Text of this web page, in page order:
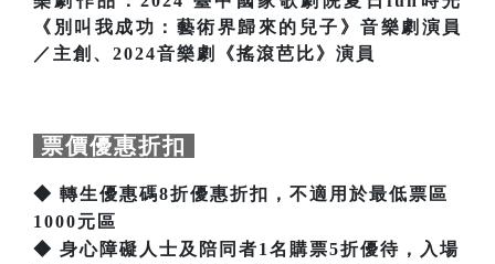
《別叫我成功：藝術界歸來的兒子》音樂劇演員
／主創、2024音樂劇《搖滾芭比》演員
票價優惠折扣
◆ 轉生優惠碼8折優惠折扣，不適用於最低票區
1000元區
◆ 身心障礙人士及陪同者1名購票5折優待，入場